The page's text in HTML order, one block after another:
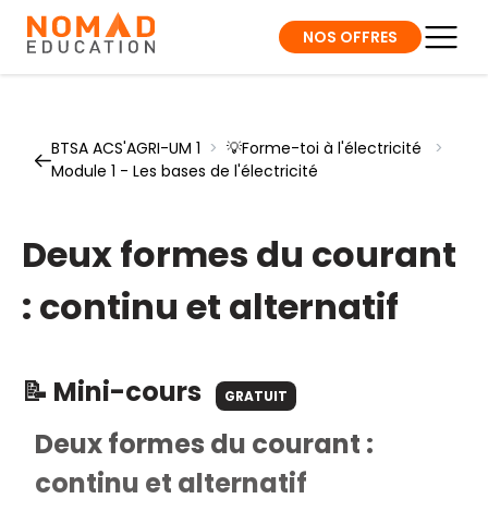
NOS OFFRES
BTSA ACS'AGRI-UM 1 > 💡Forme-toi à l'électricité
>
Module 1 - Les bases de l'électricité
Deux formes du courant
: continu et alternatif
📝 Mini-cours GRATUIT
Deux formes du courant :
continu et alternatif